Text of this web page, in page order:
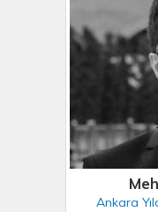
Ankara